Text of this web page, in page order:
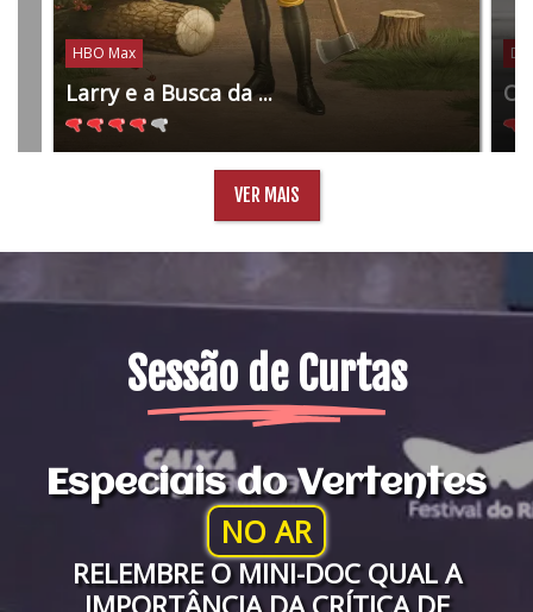
HBO Max
Larry e a Busca da ... O
VER MAIS
Sessão de Curtas
Especiais do Vertentes
NO AR
RELEMBRE O MINI-DOC QUAL A